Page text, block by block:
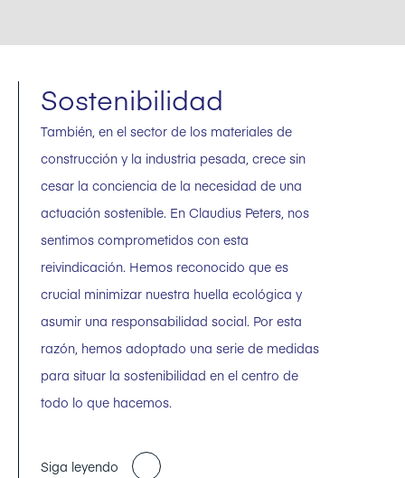
Sostenibilidad
También, en el sector de los materiales de
construcción y la industria pesada, crece sin
cesar la conciencia de la necesidad de una
actuación sostenible. En Claudius Peters, nos
sentimos comprometidos con esta
reivindicación. Hemos reconocido que es
crucial minimizar nuestra huella ecológica y
asumir una responsabilidad social. Por esta
razón, hemos adoptado una serie de medidas
para situar la sostenibilidad en el centro de
todo lo que hacemos.
Siga leyendo